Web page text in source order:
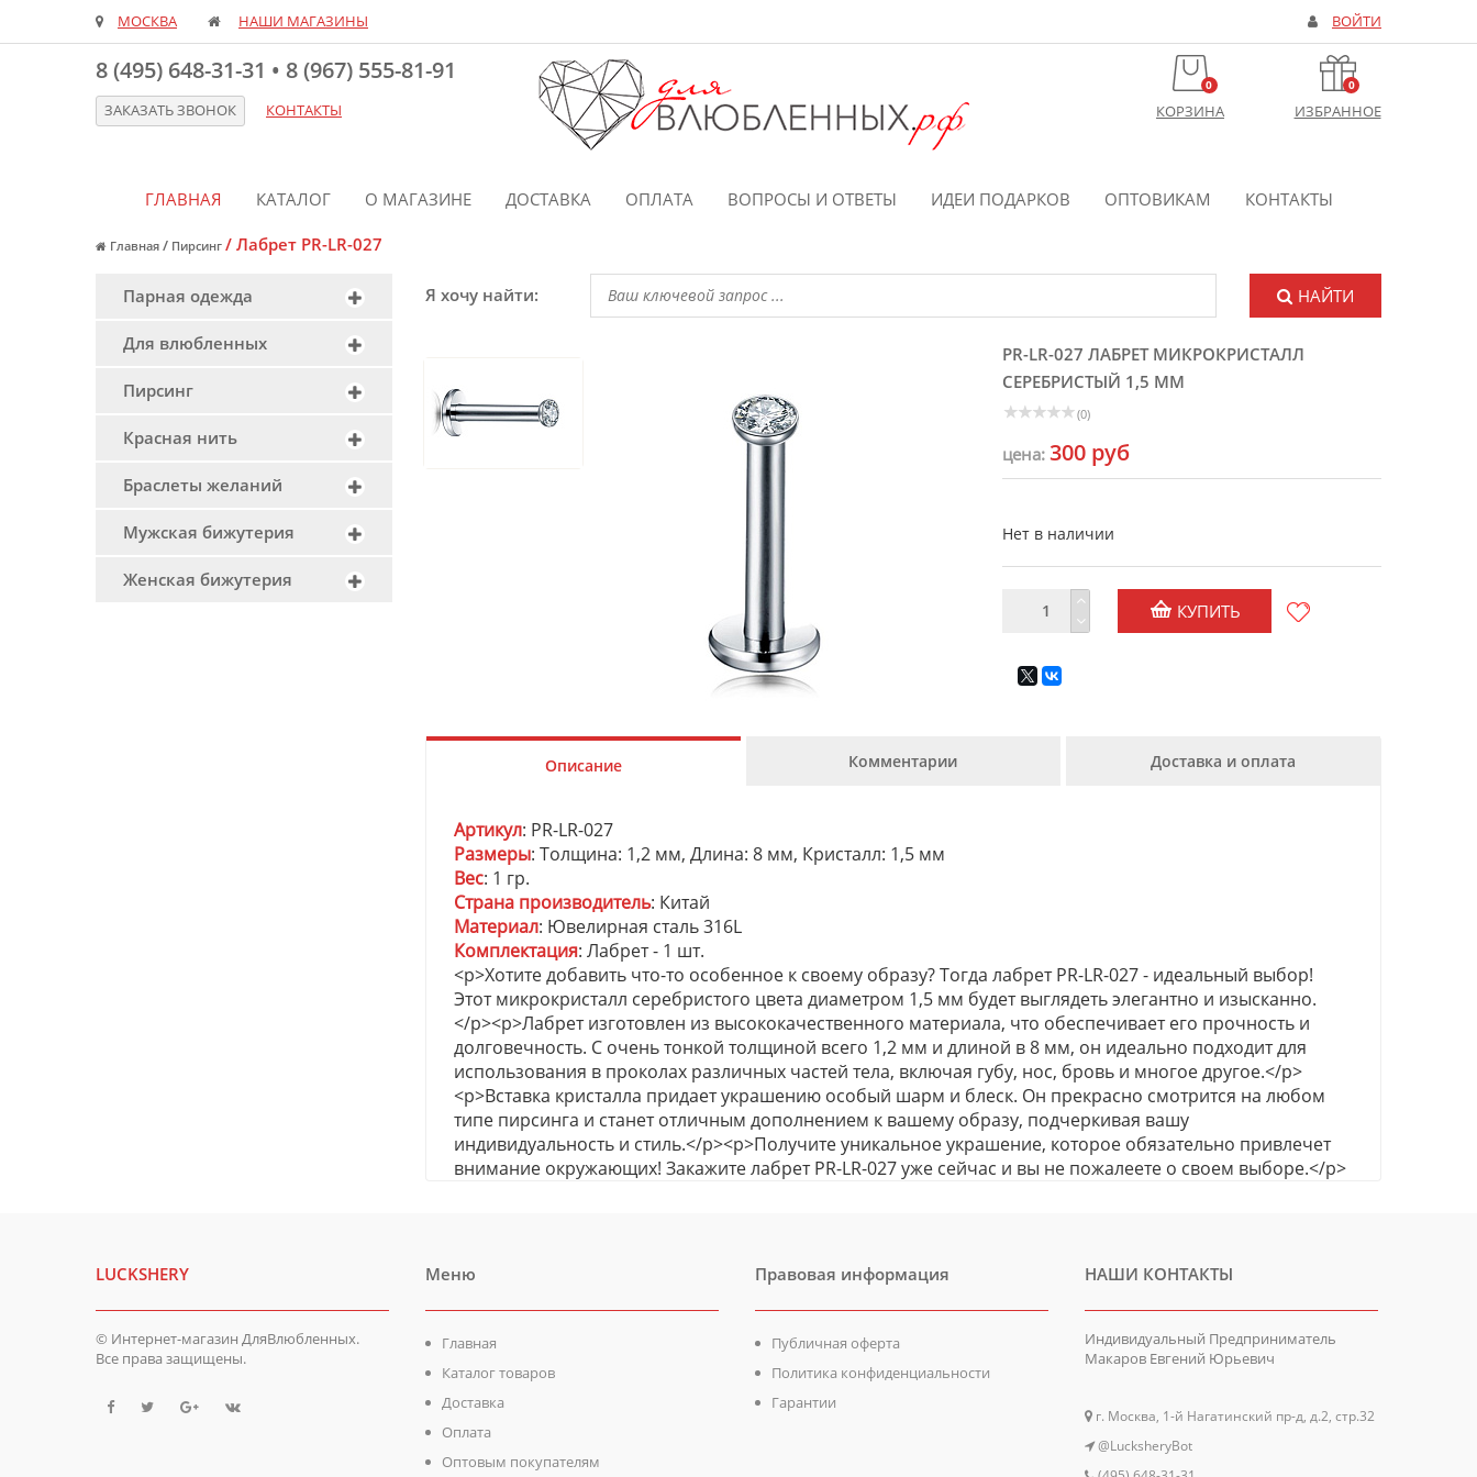
МОСКВА НАШИ МАГАЗИНЫ ВОЙТИ
8 (495) 648-31-31 • 8 (967) 555-81-91
ЗАКАЗАТЬ ЗВОНОК КОНТАКТЫ
0
КОРЗИНА
0
ИЗБРАННОЕ
ГЛАВНАЯ КАТАЛОГ О МАГАЗИНЕ ДОСТАВКА ОПЛАТА ВОПРОСЫ И ОТВЕТЫ ИДЕИ ПОДАРКОВ ОПТОВИКАМ КОНТАКТЫ
Главная / Пирсинг /Лабрет PR-LR-027
Парная одежда
Для влюбленных
Пирсинг
Красная нить
Браслеты желаний
Мужская бижутерия
Женская бижутерия
Я хочу найти: НАЙТИ
PR-LR-027 ЛАБРЕТ МИКРОКРИСТАЛЛ
СЕРЕБРИСТЫЙ 1,5 ММ
(0)
цена: 300 руб
Нет в наличии
КУПИТЬ
Описание Комментарии Доставка и оплата
Артикул: PR-LR-027
Размеры: Толщина: 1,2 мм, Длина: 8 мм, Кристалл: 1,5 мм
Вес: 1 гр.
Страна производитель: Китай
Материал: Ювелирная сталь 316L
Комплектация: Лабрет - 1 шт.
<p>Хотите добавить что-то особенное к своему образу? Тогда лабрет PR-LR-027 - идеальный выбор!
Этот микрокристалл серебристого цвета диаметром 1,5 мм будет выглядеть элегантно и изысканно.
</p><p>Лабрет изготовлен из высококачественного материала, что обеспечивает его прочность и
долговечность. С очень тонкой толщиной всего 1,2 мм и длиной в 8 мм, он идеально подходит для
использования в проколах различных частей тела, включая губу, нос, бровь и многое другое.</p>
<p>Вставка кристалла придает украшению особый шарм и блеск. Он прекрасно смотрится на любом
типе пирсинга и станет отличным дополнением к вашему образу, подчеркивая вашу
индивидуальность и стиль.</p><p>Получите уникальное украшение, которое обязательно привлечет
внимание окружающих! Закажите лабрет PR-LR-027 уже сейчас и вы не пожалеете о своем выборе.</p>
LUCKSHERY
© Интернет-магазин ДляВлюбленных.
Все права защищены.
Меню
Главная
Каталог товаров
Доставка
Оплата
Оптовым покупателям
Правовая информация
Публичная оферта
Политика конфиденциальности
Гарантии
НАШИ КОНТАКТЫ
Индивидуальный Предприниматель
Макаров Евгений Юрьевич
г. Москва, 1-й Нагатинский пр-д, д.2, стр.32
@LucksheryBot